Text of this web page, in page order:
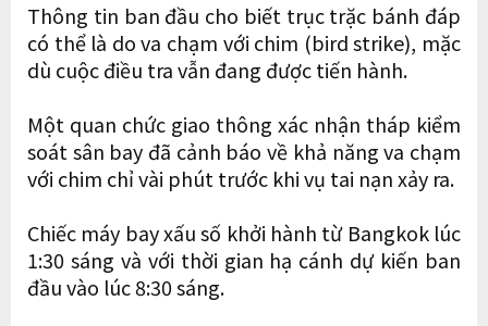
Thông tin ban đầu cho biết trục trặc bánh đáp
có thể là do va chạm với chim (bird strike), mặc
dù cuộc điều tra vẫn đang được tiến hành.
Một quan chức giao thông xác nhận tháp kiểm
soát sân bay đã cảnh báo về khả năng va chạm
với chim chỉ vài phút trước khi vụ tai nạn xảy ra.
Chiếc máy bay xấu số khởi hành từ Bangkok lúc
1:30 sáng và với thời gian hạ cánh dự kiến ​​ban
đầu vào lúc 8:30 sáng.